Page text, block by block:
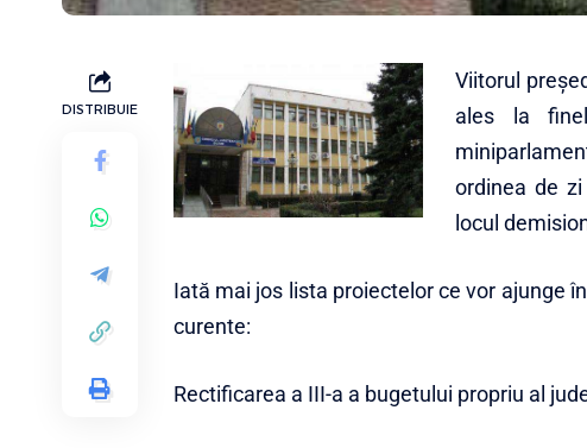
DISTRIBUIE
Viitorul
ales la
ordinea de
locul
Iată mai jos lista proiectelor ce vor ajunge
curente:
Rectificarea a III-a a bugetului propriu al